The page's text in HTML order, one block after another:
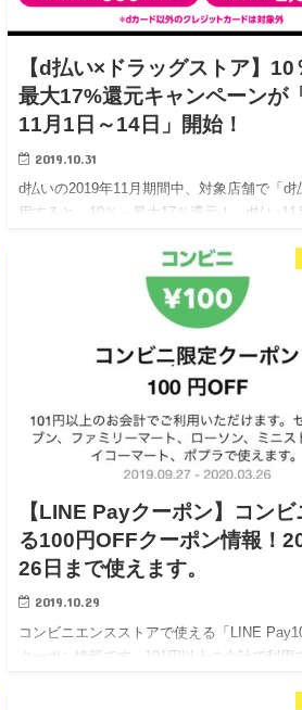
【d払い×ドラッグストア】10
最大17%還元キャンペーンが
11月1日～14日」開始！
2019.10.31
d払いの2019年11月期間中、対象店舗で「d
用すると、10％～最大17％還元！ d払い11
とかなりグレードダウンしていますね・・…
【LINE Payクーポン】コンビ
る100円OFFクーポン情報！
26日まで使えます。
2019.10.29
コンビニエンスストアで使える「LINE
クーポン情報です 101円以上の会計で利用